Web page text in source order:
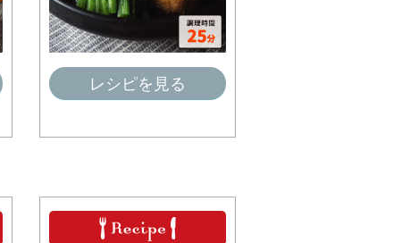
レシピを見る